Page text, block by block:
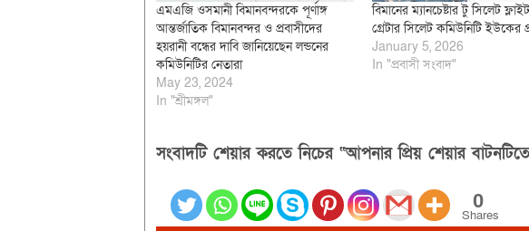
এমএজি ওসমানী বিমানবন্দরকে পূর্ণাঙ্গ
আন্তর্জাতিক বিমানবন্দর ও প্রবাসীদের
হয়রানী বন্ধের দাবি জানিয়েছেন লন্ডনের
কমিউনিটির নেতারা
May 23, 2024
In "শ্রীমঙ্গল"
বিমানের ম্যানচেষ্টার টু সিলেট
গ্রেটার সিলেট কমিউনিটি ইউকের
January 5, 2026
In "প্রবাসী সংবাদ"
সংবাদটি শেয়ার করতে নিচের “আপনার প্রিয় শেয়ার
0
Shares